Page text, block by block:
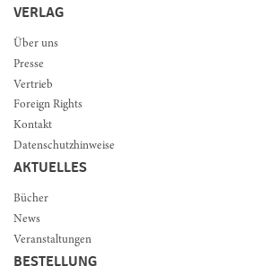
VERLAG
Über uns
Presse
Vertrieb
Foreign Rights
Kontakt
Datenschutzhinweise
AKTUELLES
Bücher
News
Veranstaltungen
BESTELLUNG